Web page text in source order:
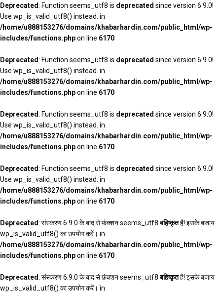
Deprecated: Function seems_utf8 is deprecated since version 6.9.0!
Use wp_is_valid_utf8() instead. in
/home/u888153276/domains/khabarhardin.com/public_html/wp-
includes/functions.phpon line 6170
Deprecated: Function seems_utf8 is deprecated since version 6.9.0!
Use wp_is_valid_utf8() instead. in
/home/u888153276/domains/khabarhardin.com/public_html/wp-
includes/functions.phpon line 6170
Deprecated: Function seems_utf8 is deprecated since version 6.9.0!
Use wp_is_valid_utf8() instead. in
/home/u888153276/domains/khabarhardin.com/public_html/wp-
includes/functions.phpon line 6170
Deprecated: Function seems_utf8 is deprecated since version 6.9.0!
Use wp_is_valid_utf8() instead. in
/home/u888153276/domains/khabarhardin.com/public_html/wp-
includes/functions.phpon line 6170
Deprecated: संस्करण 6.9.0 के बाद से फ़ंक्शन seems_utf8बहिष्कृतहै! इसके बजाय
wp_is_valid_utf8() का उपयोग करें। in
/home/u888153276/domains/khabarhardin.com/public_html/wp-
includes/functions.phpon line 6170
Deprecated: संस्करण 6.9.0 के बाद से फ़ंक्शन seems_utf8बहिष्कृतहै! इसके बजाय
wp_is_valid_utf8() का उपयोग करें। in